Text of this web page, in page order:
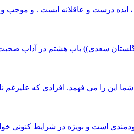
ایده درست و عاقلانه ایست . و موجب
سعدی)) باب هشتم در آداب
این را می فهمد. افرادی که علیرغم
است و بویژه در شرایط کنونی